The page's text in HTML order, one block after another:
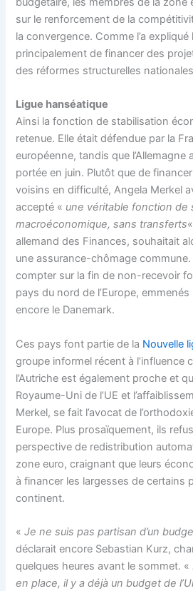
sur le renforcement de la
la convergence. Comme l’a expliqué
principalement de financer des
des réformes structurelles
Ligue hanséatique
Ainsi la fonction de stabilisation
retenue. Elle était défendue par la
européenne, tandis que l’Allemagne
portée en juin. Plutôt que de
voisins en difficulté, Angela Merkel
accepté « une véritable fonction de
macroéconomique, sans transferts
allemand des Finances, souhaitait
une assurance-chômage commune.
compter sur la fin de non-recevoir
pays du nord de l’Europe,
encore le Danemark.
Ces pays font partie de la Nouvelle
groupe informel récent à l’influence
l’Autriche est également proche et
Royaume-Uni de l’UE et
Merkel, se fait l’avocat de
Europe. Plus prosaïquement, ils
perspective de redistribution
zone euro, craignant que leurs
à financer les largesses de certains
continent.
«Je ne suis pas partisan d’un
déclarait encore Sebastian Kurz,
quelques heures avant le sommet. «
en place, il y a déjà un budget de